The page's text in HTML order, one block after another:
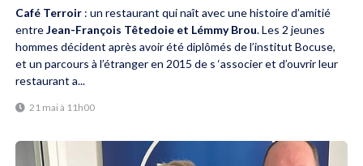
Café Terroir: un restaurant qui naît avec une histoire d’amitié
entreJean-François Têtedoie et Lémmy Brou. Les 2 jeunes
hommes décident après avoir été diplômés de l’institut Bocuse,
et un parcours à l’étranger en 2015 de s ‘associer et d’ouvrir leur
restaurant a...
21 mai à 11h00